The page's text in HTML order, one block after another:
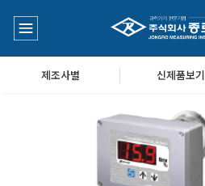
제조사별 신제품보기